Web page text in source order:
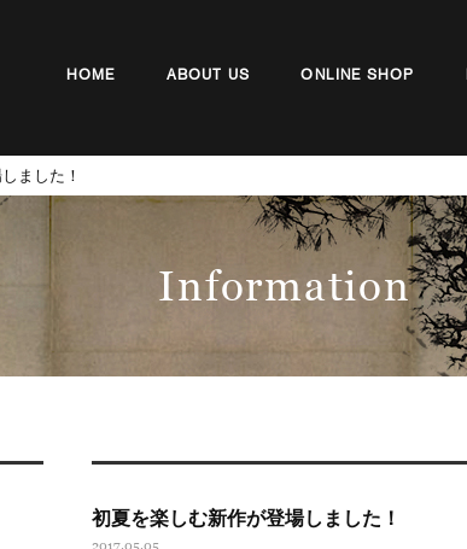
HOME ABOUT US ONLINE SHOP
ました！
Information
初夏を楽しむ新作が登場しました！
2017.05.05